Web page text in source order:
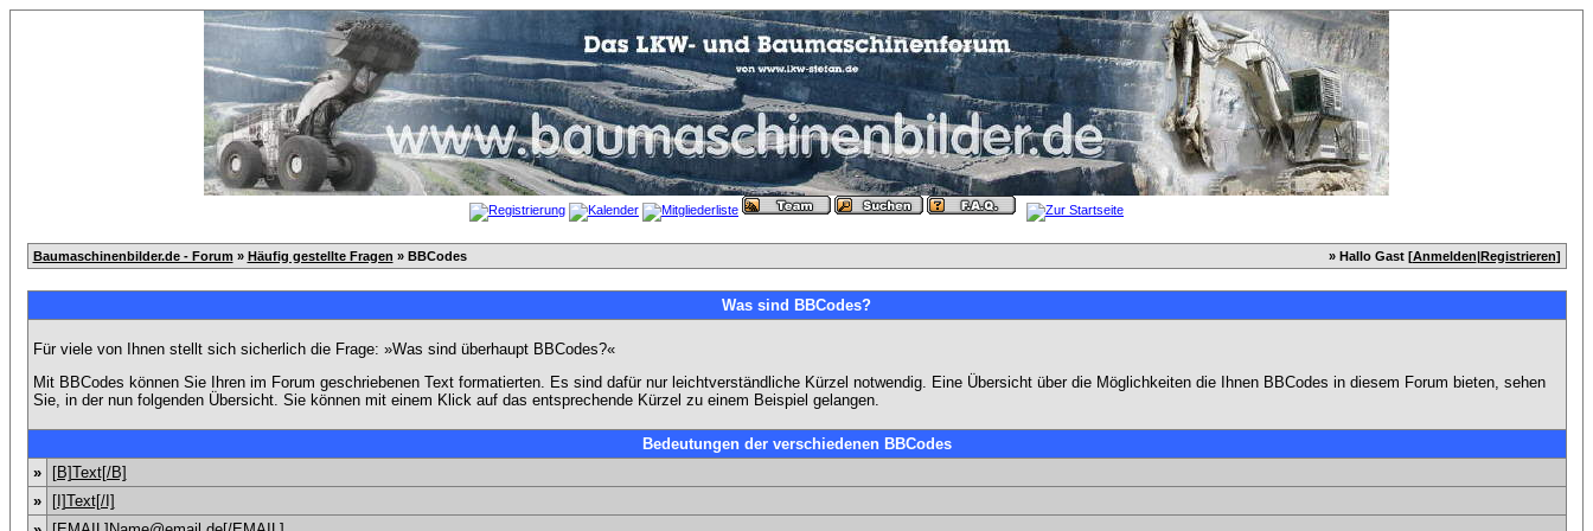
Baumaschinenbilder.de - Forum » Häufig gestellte Fragen » BBCodes » Hallo Gast [Anmelden|Registrieren]
Was sind BBCodes?
Für viele von Ihnen stellt sich sicherlich die Frage: »Was sind überhaupt BBCodes?«
Mit BBCodes können Sie Ihren im Forum geschriebenen Text formatierten. Es sind dafür nur leichtverständliche Kürzel notwendig. Eine Übersicht über die Möglichkeiten die Ihnen BBCodes in diesem Forum bieten, sehen
Sie, in der nun folgenden Übersicht. Sie können mit einem Klick auf das entsprechende Kürzel zu einem Beispiel gelangen.
Bedeutungen der verschiedenen BBCodes
»
[B]Text[/B]
»
[I]Text[/I]